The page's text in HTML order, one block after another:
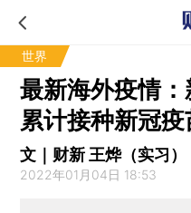
世界
最新海外疫情
累计接种新冠
文｜财新 王烨（实习）
2022年01月04日 18:53